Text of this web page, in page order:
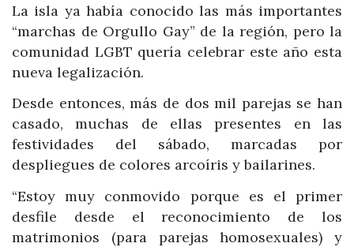
La isla ya había conocido las más importantes
“marchas de Orgullo Gay” de la región, pero la
comunidad LGBT quería celebrar este año esta
nueva legalización.
Desde entonces, más de dos mil parejas se han
casado, muchas de ellas presentes en las
festividades del sábado, marcadas por
despliegues de colores arcoíris y bailarines.
“Estoy muy conmovido porque es el primer
desfile desde el reconocimiento de los
matrimonios (para parejas homosexuales) y